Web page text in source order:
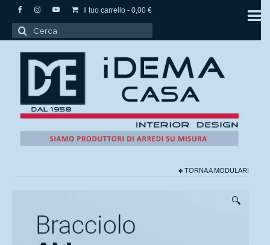
Il tuo carrello - 0,00 €
Cerca:
TORNA A MODULARI
🔍